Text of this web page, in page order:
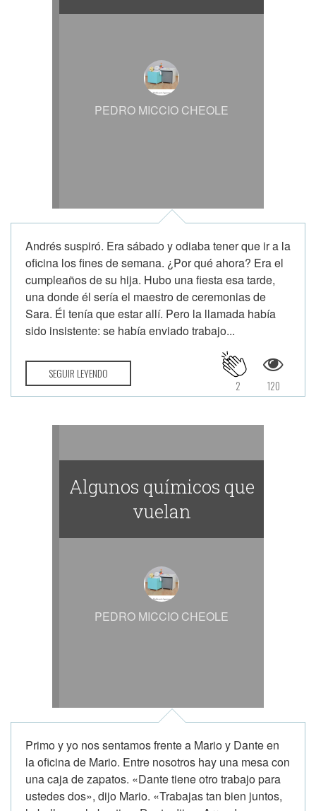
PEDRO MICCIO CHEOLE
Andrés suspiró. Era sábado y odiaba tener que ir a la
oficina los fines de semana. ¿Por qué ahora? Era el
cumpleaños de su hija. Hubo una fiesta esa tarde,
una donde él sería el maestro de ceremonias de
Sara. Él tenía que estar allí. Pero la llamada había
sido insistente: se había enviado trabajo...
SEGUIR LEYENDO
120
2
Algunos químicos que
vuelan
PEDRO MICCIO CHEOLE
Primo y yo nos sentamos frente a Mario y Dante en
la oficina de Mario. Entre nosotros hay una mesa con
una caja de zapatos. «Dante tiene otro trabajo para
ustedes dos», dijo Mario. «Trabajas tan bien juntos,